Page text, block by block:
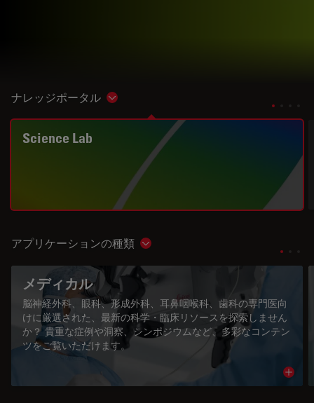
ナレッジポータル Show subnavigation
Science Lab
アプリケーションの種類 Show subnavigation
メディカル
脳神経外科、眼科、形成外科、耳鼻咽喉科、歯科の専門医向
けに厳選された、最新の科学・臨床リソースを探索しません
か？ 貴重な症例や洞察、シンポジウムなど、多彩なコンテン
ツをご覧いただけます。